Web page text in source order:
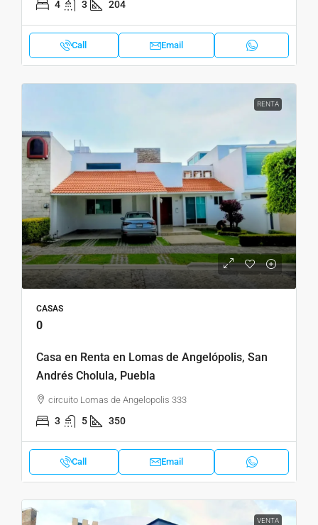
4 3 204
Call Email
RENTA
CASAS
0
Casa en Renta en Lomas de Angelópolis, San
Andrés Cholula, Puebla
circuito Lomas de Angelopolis 333
3 5 350
Call Email
VENTA